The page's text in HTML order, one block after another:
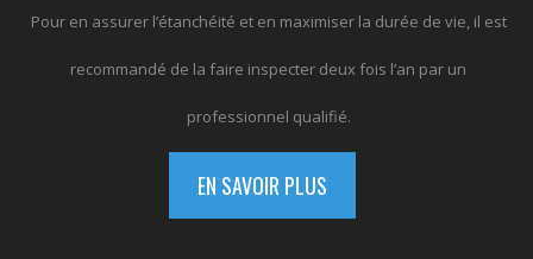
Pour en assurer l’étanchéité et en maximiser la durée de vie, il est
recommandé de la faire inspecter deux fois l’an par un
professionnel qualifié.
EN SAVOIR PLUS